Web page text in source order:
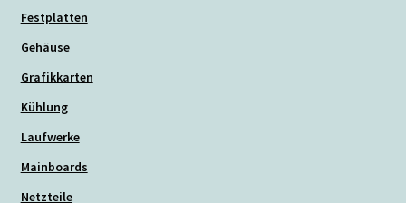
Festplatten
Gehäuse
Grafikkarten
Kühlung
Laufwerke
Mainboards
Netzteile